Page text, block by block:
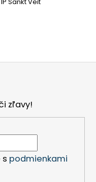
zľavy!
podmienkami